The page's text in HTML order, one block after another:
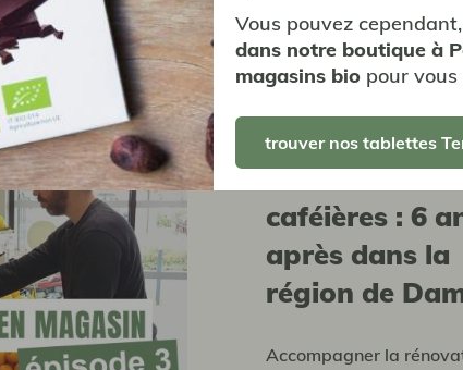
au coeur
Rénovation des
caféières : 6
après dans la
région de
Accompagner la
Vous pouvez
dans notre boutique à
magasins bio pour
trouver nos tablettes